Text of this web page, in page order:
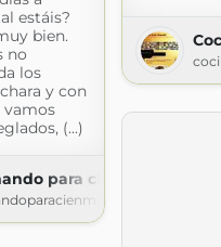
estáis?
bien.
no
los
y con
vamos
(...)
para cien mil